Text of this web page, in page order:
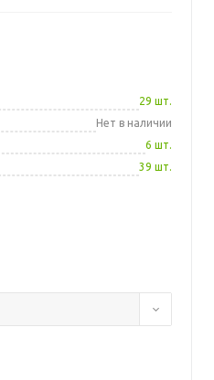
29 шт.
Нет в наличии
6 шт.
39 шт.